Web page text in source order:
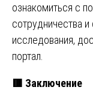
ознакомиться с
сотрудничества и
исследования,
портал.
🟥 Заключение